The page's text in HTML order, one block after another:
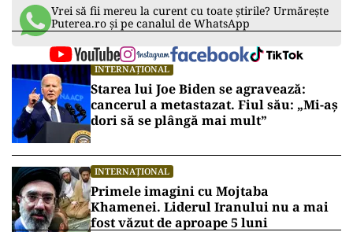
Vrei să fii mereu la curent cu toate știrile? Urmărește
Puterea.ro și pe canalul de WhatsApp
INTERNAȚIONAL
Starea lui Joe Biden se agravează:
cancerul a metastazat. Fiul său: „Mi-aș
dori să se plângă mai mult”
INTERNAȚIONAL
Primele imagini cu Mojtaba
Khamenei. Liderul Iranului nu a mai
fost văzut de aproape 5 luni